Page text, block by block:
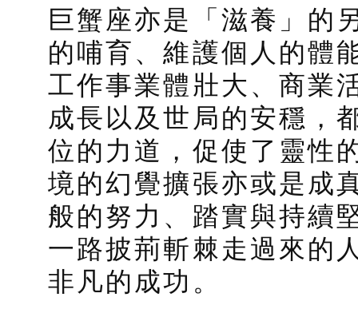
巨蟹座亦是「滋養」的
的哺育、維護個人的體
工作事業體壯大、商業
成長以及世局的安穩，
位的力道，促使了靈性
境的幻覺擴張亦或是成
般的努力、踏實與持續
一路披荊斬棘走過來的
非凡的成功。